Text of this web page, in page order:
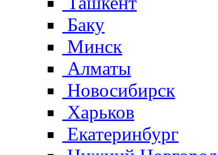
Баку
Минск
Алматы
Новосибирск
Харьков
Екатеринбург